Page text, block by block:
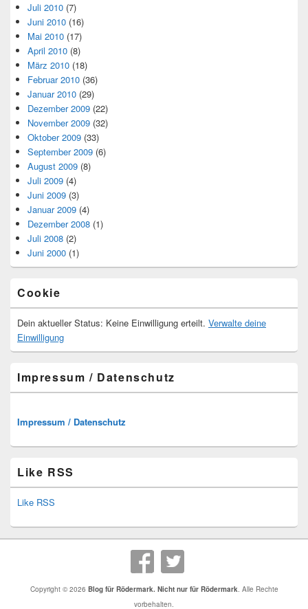
Juli 2010 (7)
Juni 2010 (16)
Mai 2010 (17)
April 2010 (8)
März 2010 (18)
Februar 2010 (36)
Januar 2010 (29)
Dezember 2009 (22)
November 2009 (32)
Oktober 2009 (33)
September 2009 (6)
August 2009 (8)
Juli 2009 (4)
Juni 2009 (3)
Januar 2009 (4)
Dezember 2008 (1)
Juli 2008 (2)
Juni 2000 (1)
Cookie
Dein aktueller Status: Keine Einwilligung erteilt. Verwalte deine
Einwilligung
Impressum / Datenschutz
Impressum / Datenschutz
Like RSS
Like RSS
Copyright © 2026 Blog für Rödermark. Nicht nur für Rödermark. Alle Rechte
vorbehalten.